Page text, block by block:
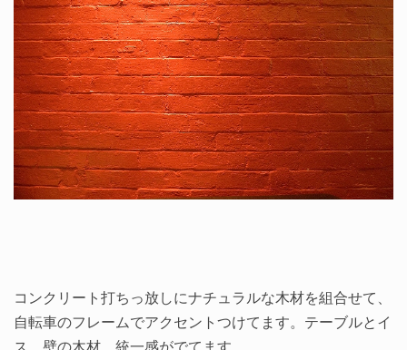
コンクリート打ちっ放しにナチュラルな木材を組合せて、
自転車のフレームでアクセントつけてます。テーブルとイ